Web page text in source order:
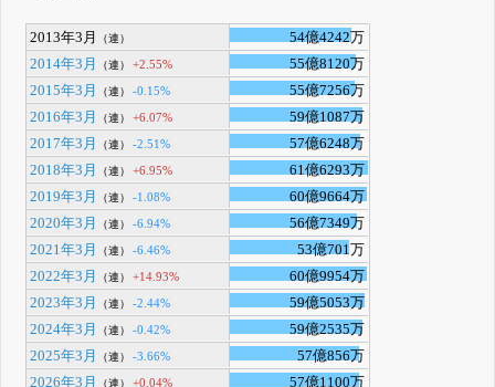
2013年3月 （連）
54億4242万
2014年3月
（連） +2.55%
55億8120万
2015年3月
（連） -0.15%
55億7256万
2016年3月
（連） +6.07%
59億1087万
2017年3月
（連） -2.51%
57億6248万
2018年3月
（連） +6.95%
61億6293万
2019年3月
（連） -1.08%
60億9664万
2020年3月
（連） -6.94%
56億7349万
2021年3月
（連） -6.46%
53億701万
2022年3月
（連） +14.93%
60億9954万
2023年3月
（連） -2.44%
59億5053万
2024年3月
（連） -0.42%
59億2535万
2025年3月
（連） -3.66%
57億856万
2026年3月
（連） +0.04%
57億1100万